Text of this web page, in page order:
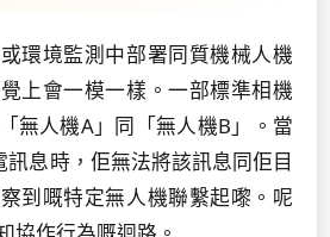
環境監測中部署同質機械人機
上會一模一樣。一部標準相機
無人機A」同「無人機B」。當
息時，佢無法將該訊息同佢目
到嘅特定無人機聯繫起嚟。呢